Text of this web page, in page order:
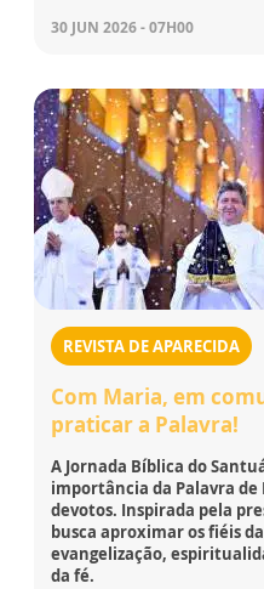
30 JUN 2026 - 07H00
REVISTA DE APARECIDA
Com Maria, em
praticar a Palavra!
A Jornada Bíblica do
importância da Palavra de
devotos. Inspirada pela
busca aproximar os fiéis
evangelização,
da fé.